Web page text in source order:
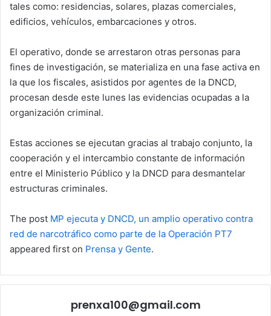
tales como: residencias, solares, plazas comerciales,
edificios, vehículos, embarcaciones y otros.
El operativo, donde se arrestaron otras personas para
fines de investigación, se materializa en una fase activa en
la que los fiscales, asistidos por agentes de la DNCD,
procesan desde este lunes las evidencias ocupadas a la
organización criminal.
Estas acciones se ejecutan gracias al trabajo conjunto, la
cooperación y el intercambio constante de información
entre el Ministerio Público y la DNCD para desmantelar
estructuras criminales.
The post MP ejecuta y DNCD, un amplio operativo contra
red de narcotráfico como parte de la Operación PT7
appeared first on Prensa y Gente.
prenxa100@gmail.com